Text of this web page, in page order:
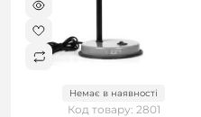
Немає в наявності
Код товару: 2801